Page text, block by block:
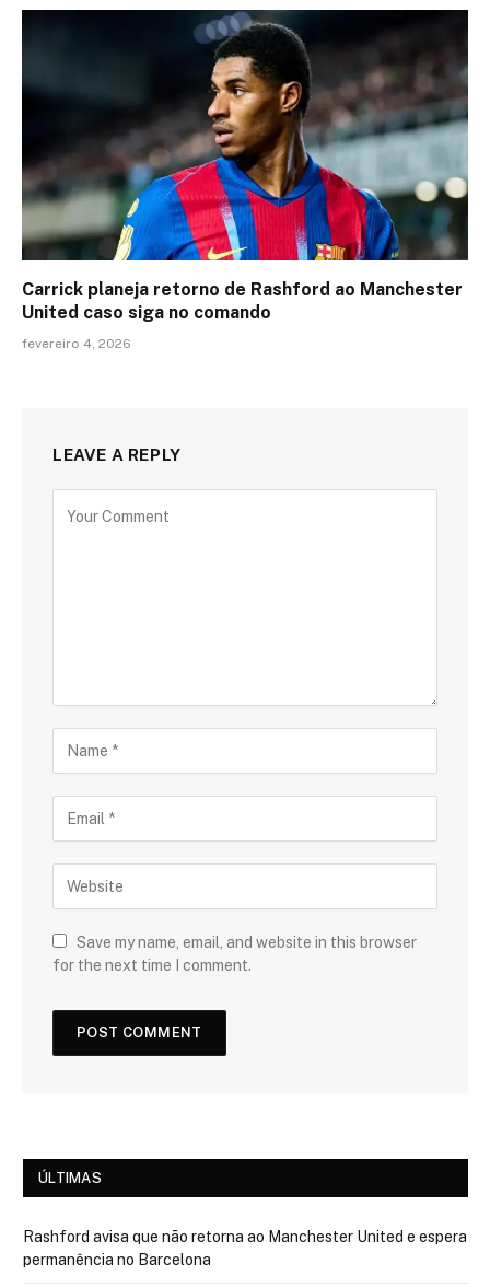
Carrick planeja retorno de Rashford ao Manchester
United caso siga no comando
fevereiro 4, 2026
LEAVE A REPLY
Save my name, email, and website in this browser
for the next time I comment.
ÚLTIMAS
Rashford avisa que não retorna ao Manchester United e espera
permanência no Barcelona